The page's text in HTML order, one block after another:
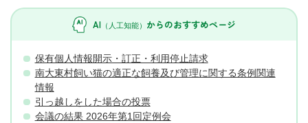
AI （人工知能） からのおすすめページ
保有個人情報開示・訂正・利用停止請求
南大東村飼い猫の適正な飼養及び管理に関する条例関連
情報
引っ越しをした場合の投票
会議の結果 2026年第1回定例会